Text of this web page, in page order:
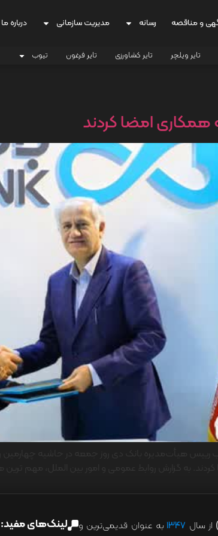
و مناقصه رسانه مدیریت سازمانی درباره ما
تایر ویلچر تایر کشاورزی تایر فرغون تیوب
همکاری امضا کردند
از سال ۱۳۴۷ به عنوان قدیمی‌ترین و
لینک‌های مفید: